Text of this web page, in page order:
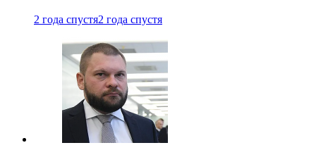
2 года спустя2 года спустя